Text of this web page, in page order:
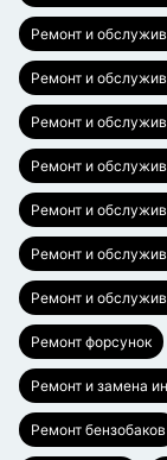
Ремонт и
Ремонт и
Ремонт и
Ремонт и
Ремонт и
Ремонт и
Ремонт и
Ремонт форсунок
Ремонт и замена
Ремонт бензобаков